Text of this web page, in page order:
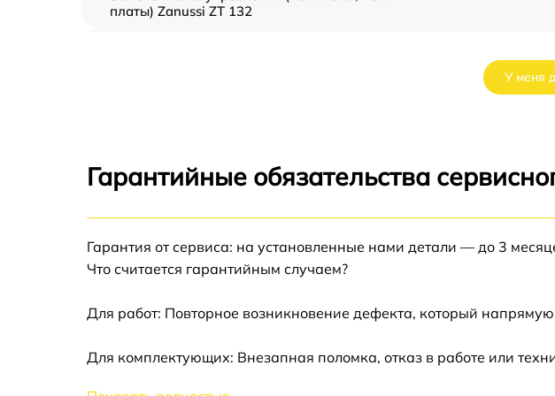
платы) Zanussi ZT 132
Замена электросхемы Zanussi ZT 132
132
Ремонт датчика морозильного отделения
У меня
Гарантийные обязательства
Гарантия от сервиса: на установленные нами детали — до 3
Что считается гарантийным случаем?
Для работ: Повторное возникновение дефекта, который
Для комплектующих: Внезапная поломка, отказ в работе или